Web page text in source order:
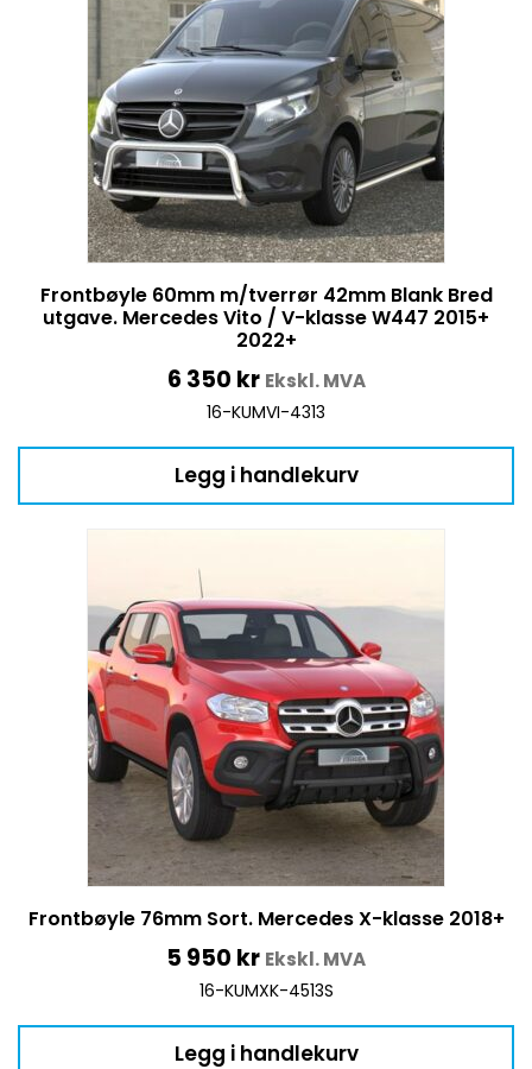
Frontbøyle 60mm m/tverrør 42mm Blank Bred
utgave. Mercedes Vito / V-klasse W447 2015+
2022+
6 350 kr Ekskl. MVA
16-KUMVI-4313
Legg i handlekurv
Frontbøyle 76mm Sort. Mercedes X-klasse 2018+
5 950 kr Ekskl. MVA
16-KUMXK-4513S
Legg i handlekurv